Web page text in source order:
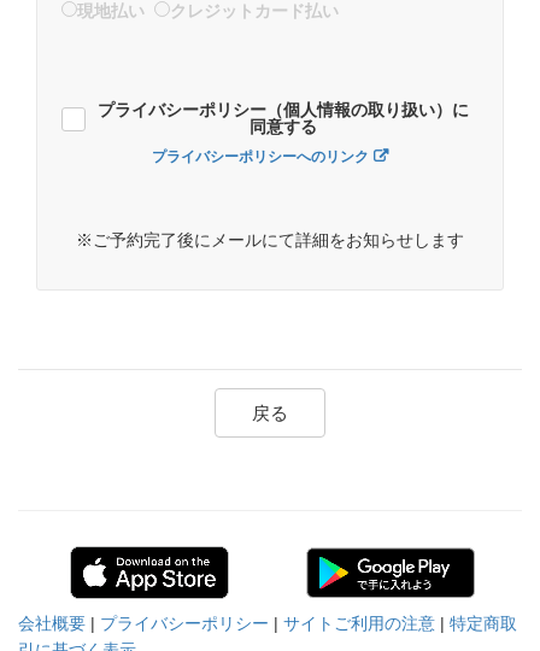
現地払い
クレジットカード払い
プライバシーポリシー（個人情報の取り扱い）に
同意する
プライバシーポリシーへのリンク
※ご予約完了後にメールにて詳細をお知らせします
戻る
会社概要 | プライバシーポリシー | サイトご利用の注意 | 特定商取